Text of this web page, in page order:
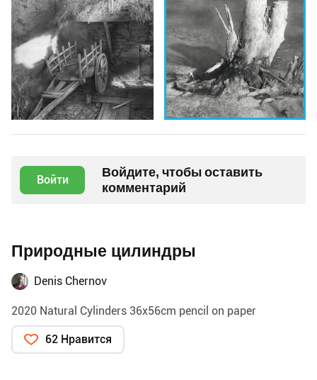
Войти
Войдите, чтобы оставить
комментарий
Природные цилиндры
Denis Chernov
2020 Natural Cylinders 36x56cm pencil on paper
62 Нравится